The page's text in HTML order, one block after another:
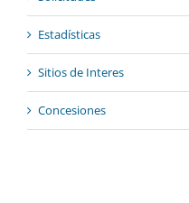
Estadísticas
Sitios de Interes
Concesiones